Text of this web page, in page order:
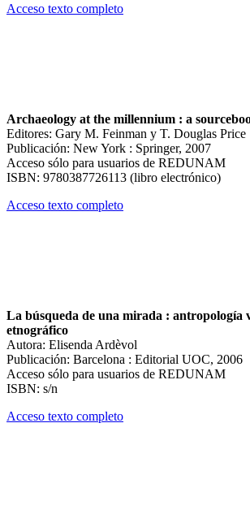
Acceso texto completo
Archaeology at the millennium : a
Editores: Gary M. Feinman y T. Douglas Price
Publicación: New York : Springer, 2007
Acceso sólo para usuarios de REDUNAM
ISBN: 9780387726113 (libro electrónico)
Acceso texto completo
La búsqueda de una mirada : antropología
etnográfico
Autora: Elisenda Ardèvol
Publicación: Barcelona : Editorial UOC, 2006
Acceso sólo para usuarios de REDUNAM
ISBN: s/n
Acceso texto completo